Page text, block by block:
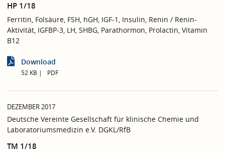
HP 1/18
Ferritin, Folsäure, FSH, hGH, IGF-1, Insulin, Renin / Renin-
Aktivität, IGFBP-3, LH, SHBG, Parathormon, Prolactin, Vitamin
B12
Download
52 KB PDF
DEZEMBER 2017
Deutsche Vereinte Gesellschaft für klinische Chemie und
Laboratoriumsmedizin e.V. DGKL/RfB
TM 1/18